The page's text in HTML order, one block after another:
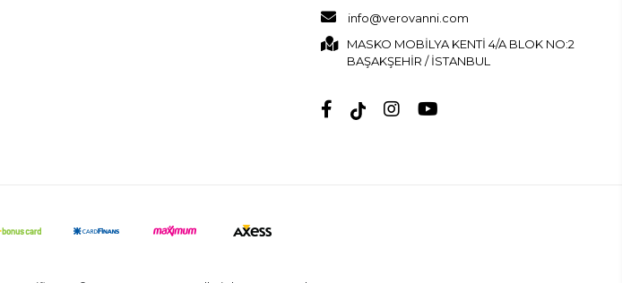
info@verovanni.com
MASKO MOBİLYA KENTİ 4/A BLOK NO:2
BAŞAKŞEHİR / İSTANBUL